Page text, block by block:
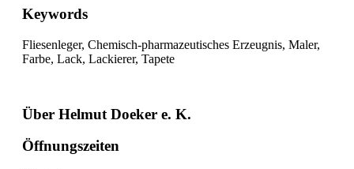
Keywords
Fliesenleger, Chemisch-pharmazeutisches Erzeugnis, Maler,
Farbe, Lack, Lackierer, Tapete
Über Helmut Doeker e. K.
Öffnungszeiten